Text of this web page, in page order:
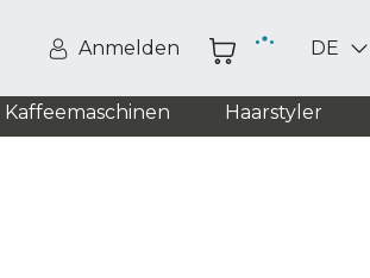
Anmelden DE
Kaffeemaschinen Haarstyler